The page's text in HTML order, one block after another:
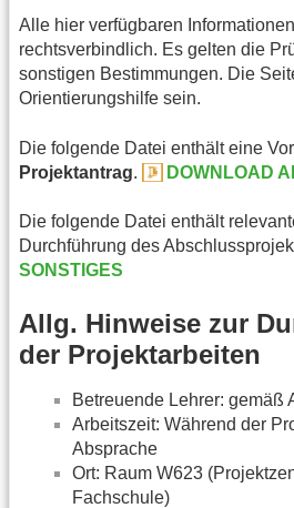
Alle hier verfügbaren
rechtsverbindlich. Es gelten die
sonstigen Bestimmungen. Die
Orientierungshilfe sein.
Die folgende Datei enthält eine
Projektantrag. DOWNLOAD
Die folgende Datei enthält
Durchführung des
SONSTIGES
Allg. Hinweise zur
der Projektarbeiten
Betreuende Lehrer: gemäß
Arbeitszeit: Während der
Absprache
Ort: Raum W623
Fachschule)